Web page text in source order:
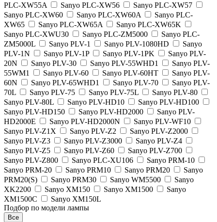
PLC-XW55A
Sanyo PLC-XW56
Sanyo PLC-XW57
Sanyo PLC-XW60
Sanyo PLC-XW60A
Sanyo PLC-
XW65
Sanyo PLC-XW65A
Sanyo PLC-XW65K
Sanyo PLC-XWU30
Sanyo PLC-ZM5000
Sanyo PLC-
ZM5000L
Sanyo PLV-1 Sanyo PLV-1080HD
Sanyo
PLV-1N
Sanyo PLV-1P Sanyo PLV-1PK
Sanyo PLV-
20N
Sanyo PLV-30 Sanyo PLV-55WHD1
Sanyo PLV-
55WM1
Sanyo PLV-60 Sanyo PLV-60HT
Sanyo PLV-
60N
Sanyo PLV-65WHD1 Sanyo PLV-70
Sanyo PLV-
70L
Sanyo PLV-75 Sanyo PLV-75L
Sanyo PLV-80
Sanyo PLV-80L
Sanyo PLV-HD10
Sanyo PLV-HD100
Sanyo PLV-HD150
Sanyo PLV-HD2000
Sanyo PLV-
HD2000E
Sanyo PLV-HD2000N
Sanyo PLV-WF10
Sanyo PLV-Z1X
Sanyo PLV-Z2
Sanyo PLV-Z2000
Sanyo PLV-Z3
Sanyo PLV-Z3000
Sanyo PLV-Z4
Sanyo PLV-Z5
Sanyo PLV-Z60
Sanyo PLV-Z700
Sanyo PLV-Z800
Sanyo PLС-XU106
Sanyo PRM-10
Sanyo PRM-20
Sanyo PRM10 Sanyo PRM20
Sanyo
PRM20(S)
Sanyo PRM30 Sanyo WM5500
Sanyo
XK2200
Sanyo XM150 Sanyo XM1500
Sanyo
XM1500C
Sanyo XM150L
Подбор по модели лампы
Все